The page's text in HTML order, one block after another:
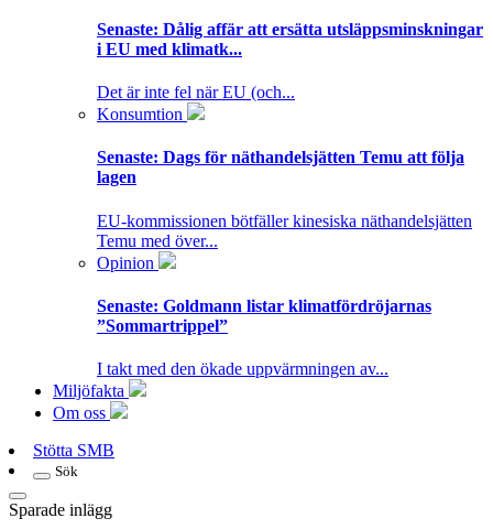
Senaste: Dålig affär att ersätta utsläppsminskningar
i EU med klimatk...
Det är inte fel när EU (och...
Konsumtion
Senaste: Dags för näthandelsjätten Temu att följa
lagen
EU-kommissionen bötfäller kinesiska näthandelsjätten
Temu med över...
Opinion
Senaste: Goldmann listar klimatfördröjarnas
”Sommartrippel”
I takt med den ökade uppvärmningen av...
Miljöfakta
Om oss
Stötta SMB
Sök
Sparade inlägg